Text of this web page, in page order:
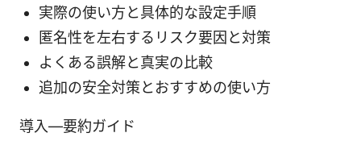
実際の使い方と具体的な設定手順
匿名性を左右するリスク要因と対策
よくある誤解と真実の比較
追加の安全対策とおすすめの使い方
導入—要約ガイド